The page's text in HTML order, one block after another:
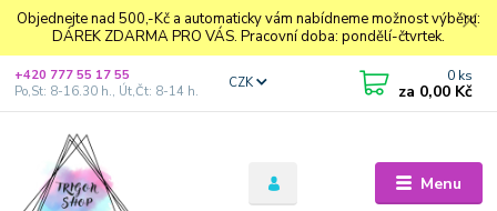
Objednejte nad 500,-Kč a automaticky vám nabídneme možnost výběru:
DÁREK ZDARMA PRO VÁS. Pracovní doba: pondělí-čtvrtek.
Menu
CZK
+420 777 55 17 55
Po,St: 8-16.30 h., Út,Čt: 8-14 h.
0 ks
za 0,00 Kč